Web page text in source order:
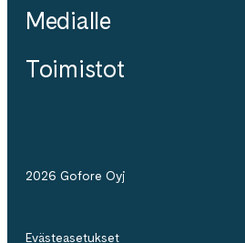
Medialle
Toimistot
2026 Gofore Oyj
Evästeasetukset